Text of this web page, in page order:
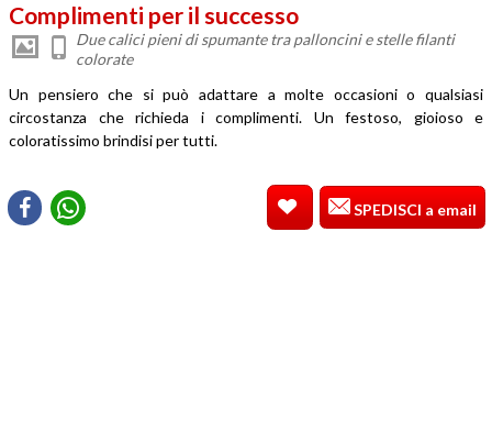
Complimenti per il successo
Due calici pieni di spumante tra palloncini e stelle filanti
colorate
Un pensiero che si può adattare a molte occasioni o qualsiasi
circostanza che richieda i complimenti. Un festoso, gioioso e
coloratissimo brindisi per tutti.
SPEDISCI a email